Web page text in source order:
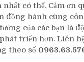
có thể. Cảm ơn
đồng hành cùng
của các bạn là
triển hơn. Liên hệ
theo số